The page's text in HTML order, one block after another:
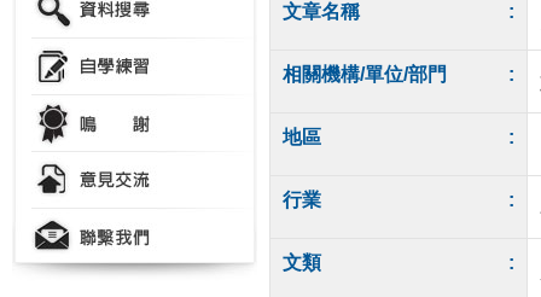
文章名稱 :
相關機構/單位/部門 :
地區 :
行業 :
文類 :